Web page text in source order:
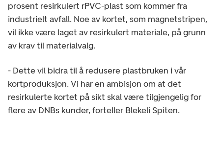
prosent resirkulert rPVC-plast som kommer fra
industrielt avfall. Noe av kortet, som magnetstripen,
vil ikke være laget av resirkulert materiale, på grunn
av krav til materialvalg.
- Dette vil bidra til å redusere plastbruken i vår
kortproduksjon. Vi har en ambisjon om at det
resirkulerte kortet på sikt skal være tilgjengelig for
flere av DNBs kunder, forteller Blekeli Spiten.